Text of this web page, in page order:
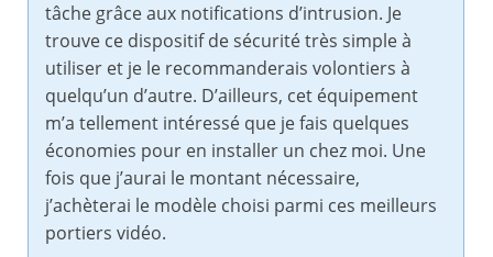
tâche grâce aux notifications d’intrusion. Je
trouve ce dispositif de sécurité très simple à
utiliser et je le recommanderais volontiers à
quelqu’un d’autre. D’ailleurs, cet équipement
m’a tellement intéressé que je fais quelques
économies pour en installer un chez moi. Une
fois que j’aurai le montant nécessaire,
j’achèterai le modèle choisi parmi ces meilleurs
portiers vidéo.